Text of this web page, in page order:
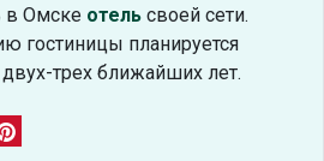
в Омске отель своей сети.
гостиницы планируется
трех ближайших лет.